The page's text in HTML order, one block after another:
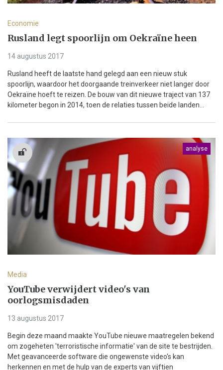
Economie
Rusland legt spoorlijn om Oekraïne heen
14 augustus 2017
Rusland heeft de laatste hand gelegd aan een nieuw stuk
spoorlijn, waardoor het doorgaande treinverkeer niet langer door
Oekraïne hoeft te reizen. De bouw van dit nieuwe traject van 137
kilometer begon in 2014, toen de relaties tussen beide landen...
analyse
Media
YouTube verwijdert video's van
oorlogsmisdaden
13 augustus 2017
Begin deze maand maakte YouTube nieuwe maatregelen bekend
om zogeheten 'terroristische informatie' van de site te bestrijden.
Met geavanceerde software die ongewenste video's kan
herkennen en met de hulp van de experts van vijftien